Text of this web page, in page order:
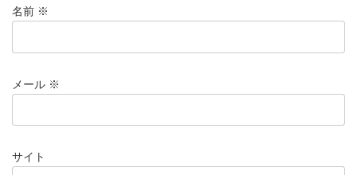
名前 ※
メール ※
サイト